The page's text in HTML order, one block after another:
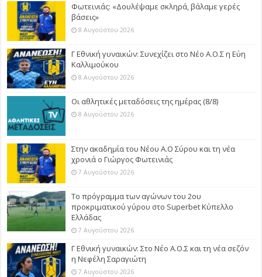
Φωτεινιάς: «Δουλέψαμε σκληρά, βάλαμε γερές
βάσεις»
8 Αυγούστου 2026
Γ Εθνική γυναικών: Συνεχίζει στο Νέο Α.Ο.Σ η Εύη
Καλλιμούκου
8 Αυγούστου 2026
Οι αθλητικές μεταδόσεις της ημέρας (8/8)
8 Αυγούστου 2026
Στην ακαδημία του Νέου Α.Ο Σύρου και τη νέα
χρονιά ο Γιώργος Φωτεινιάς
7 Αυγούστου 2026
Το πρόγραμμα των αγώνων του 2ου
προκριματικού γύρου στο Superbet Κύπελλο
Ελλάδας
7 Αυγούστου 2026
Γ Εθνική γυναικών: Στο Νέο Α.Ο.Σ και τη νέα σεζόν
η Νεφέλη Σαραγιώτη
7 Αυγούστου 2026